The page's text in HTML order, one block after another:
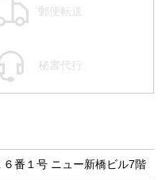
郵便転送
秘書代行
番１号 ニュー新橋ビル7階